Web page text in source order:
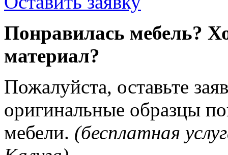
Понравилась мебель?
материал?
Пожалуйста, оставьте
оригинальные образцы
мебели. (бесплатная